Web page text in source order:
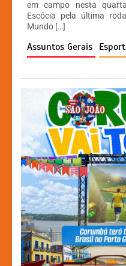
A
p
p
b
o
o
k
e
n
g
er
em campo nesta
Escócia pela última
Mundo […]
Assuntos Gerais